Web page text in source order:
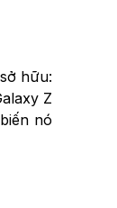
hữu:
Z
nó